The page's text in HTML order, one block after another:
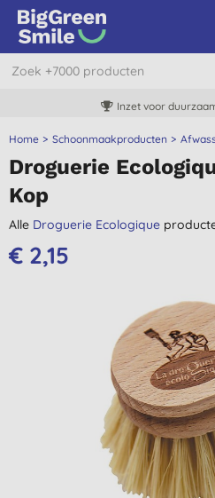
Inzet voor
Home Schoonmaakproducten
Droguerie
Kop
Alle Droguerie Ecologique
€ 2,15